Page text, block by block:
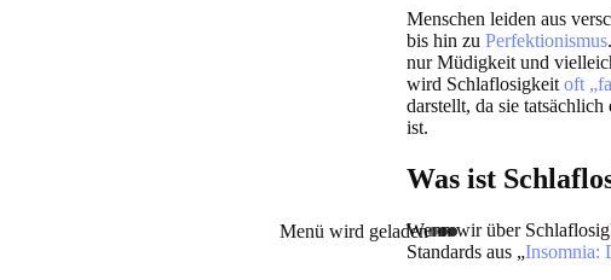
Menü wird geladen
Menschen leiden aus
bis hin zu Perfektionismus
nur Müdigkeit und
wird Schlaflosigkeit oft
darstellt, da sie
ist.
Was ist
Wenn wir über
Standards aus „Insomnia: